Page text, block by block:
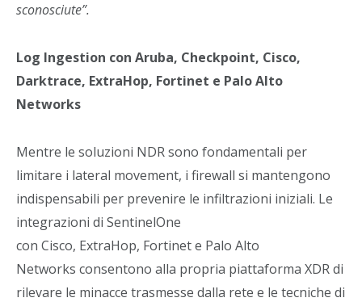
sconosciute”.
Log Ingestion con Aruba, Checkpoint, Cisco,
Darktrace, ExtraHop, Fortinet e Palo Alto
Networks
Mentre le soluzioni NDR sono fondamentali per
limitare i lateral movement, i firewall si mantengono
indispensabili per prevenire le infiltrazioni iniziali. Le
integrazioni di SentinelOne
con Cisco, ExtraHop, Fortinet e Palo Alto
Networks consentono alla propria piattaforma XDR di
rilevare le minacce trasmesse dalla rete e le tecniche di